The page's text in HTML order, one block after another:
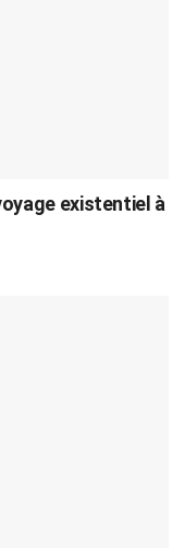
existentiel à